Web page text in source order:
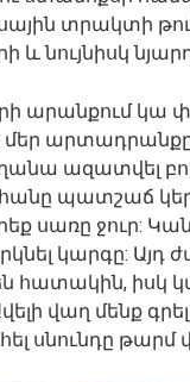
տրակտի
և նույնիսկ
արանքում կա
արտադրանքը
ազատվել
պատշաճ
սառը ջուր:
կարգը: Այդ
հատակին, իսկ
վաղ մենք
սնունդը թարմ